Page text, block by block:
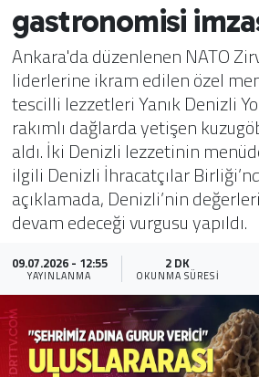
gastronomisi
Ankara'da düzenlenen NATO
liderlerine ikram edilen özel
tescilli lezzetleri Yanık Denizli
rakımlı dağlarda yetişen
aldı. İki Denizli lezzetinin
ilgili Denizli İhracatçılar
açıklamada, Denizli’nin
devam edeceği vurgusu yapıldı.
09.07.2026 - 12:55
YAYINLANMA
2 DK
OKUNMA SÜRESI
Dünya
Spor
Magazin
Teknoloji
Yaşam
Sağlık
Yazarlar
Resmi İlan
Tüm Manşetler
Son Dakika Haberleri
Haber Arşivi